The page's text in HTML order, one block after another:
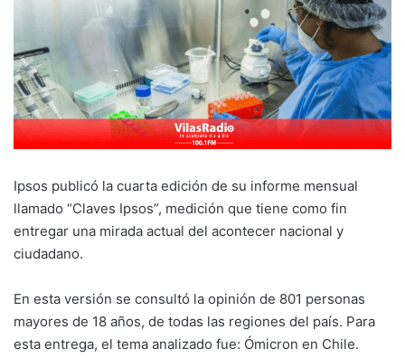
Ipsos publicó la cuarta edición de su informe mensual
llamado “Claves Ipsos”, medición que tiene como fin
entregar una mirada actual del acontecer nacional y
ciudadano.
En esta versión se consultó la opinión de 801 personas
mayores de 18 años, de todas las regiones del país. Para
esta entrega, el tema analizado fue: Ómicron en Chile.